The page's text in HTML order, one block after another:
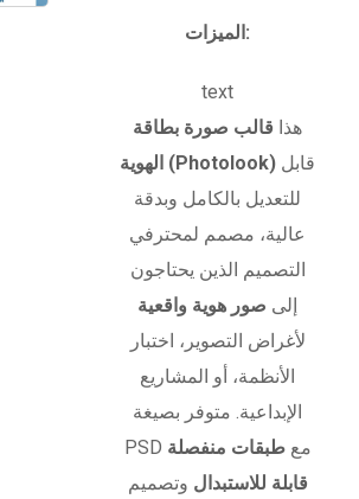
الميزات:
text
هذا قالب صورة بطاقة
الهوية (Photolook)
للتعديل بالكامل وبدقة
عالية، مصمم لمحترفي
التصميم الذين يحتاجون
إلى صور هوية واقعية
لأغراض التصوير، اختبار
الأنظمة، أو المشاريع
الإبداعية. متوفر بصيغة
PSD معطبقات منفصلة
قابلة للاستبدال وتصميم